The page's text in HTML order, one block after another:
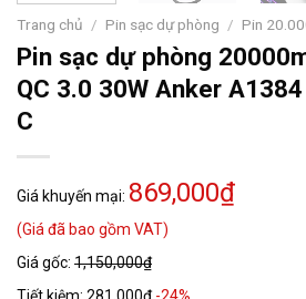
Trang chủ / Pin sạc dự phòng / Pin
Pin sạc dự phòng
QC 3.0 30W Anker
C
Giá khuyến mại: 869,000₫
(Giá đã bao gồm VAT)
Giá gốc: 1,150,000₫
Tiết kiệm: 281,000₫ -24%